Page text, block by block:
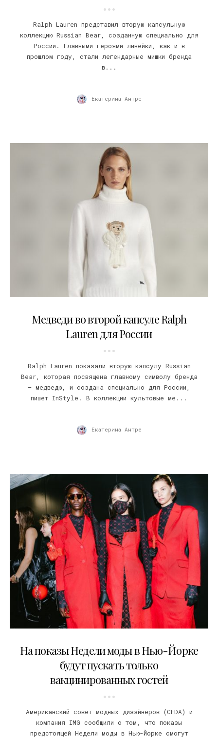
Ralph Lauren представил вторую капсульную
коллекцию Russian Bear, созданную специально для
России. Главными героями линейки, как и в
прошлом году, стали легендарные мишки бренда
в...
Екатерина Антре
Медведи во второй капсуле Ralph
Lauren для России
Ralph Lauren показали вторую капсулу Russian
Bear, которая посвящена главному символу бренда
– медведю, и создана специально для России,
пишет InStyle. В коллекции культовые ме...
Екатерина Антре
На показы Недели моды в Нью-Йорке
будут пускать только
вакцинированных гостей
Американский совет модных дизайнеров (CFDA) и
компания IMG сообщили о том, что показы
предстоящей Недели моды в Нью-Йорке смогут